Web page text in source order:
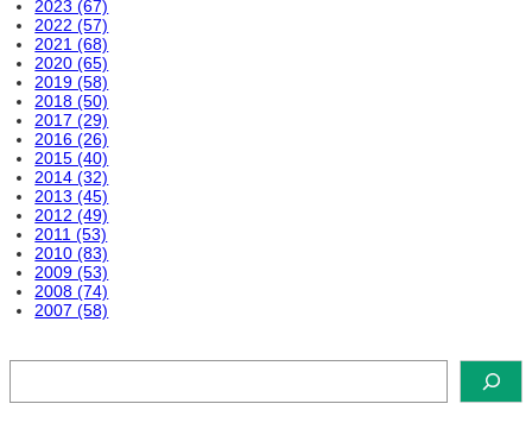
2023 (67)
2022 (57)
2021 (68)
2020 (65)
2019 (58)
2018 (50)
2017 (29)
2016 (26)
2015 (40)
2014 (32)
2013 (45)
2012 (49)
2011 (53)
2010 (83)
2009 (53)
2008 (74)
2007 (58)